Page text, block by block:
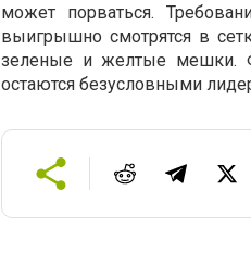
может порваться.
выигрышно смотрятся в
зеленые и желтые мешки.
остаются безусловными